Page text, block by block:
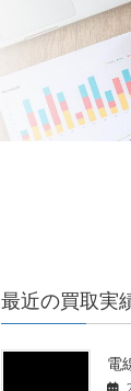
最近の買取実
電